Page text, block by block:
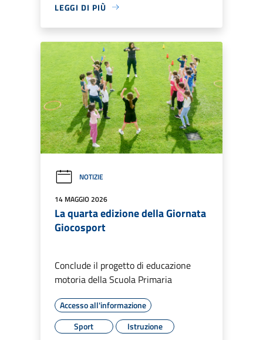
LEGGI DI PIÙ
NOTIZIE
14 MAGGIO 2026
La quarta edizione della Giornata
Giocosport
Conclude il progetto di educazione
motoria della Scuola Primaria
Accesso all'informazione
Sport
Istruzione